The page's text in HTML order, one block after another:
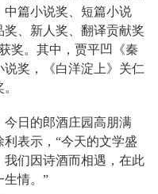
篇小说奖、短篇小说
、新人奖、翻译贡献奖
奖。其中，贾平凹《秦
奖，《白洋淀上》关仁
日的郎酒庄园高朋满
表示，“今天的文学盛
们因诗酒而相遇，在此
生情。”